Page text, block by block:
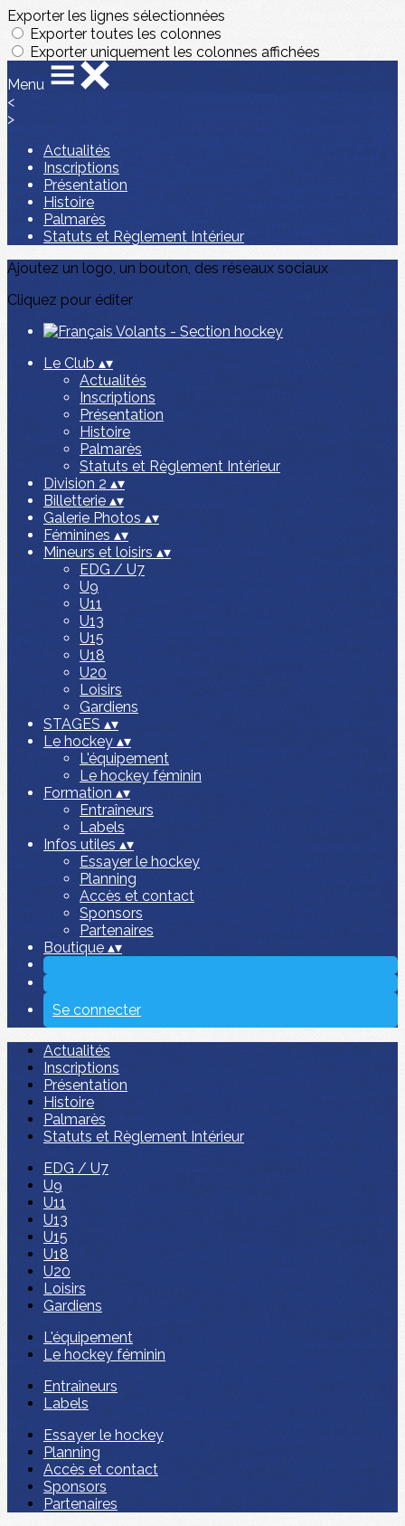
Exporter les lignes sélectionnées
Exporter toutes les colonnes
Exporter uniquement les colonnes affichées
Menu
<
>
Actualités
Inscriptions
Présentation
Histoire
Palmarès
Statuts et Règlement Intérieur
Ajoutez un logo, un bouton, des réseaux sociaux
Cliquez pour éditer
Le Club▴▾
Actualités
Inscriptions
Présentation
Histoire
Palmarès
Statuts et Règlement Intérieur
Division 2▴▾
Billetterie ▴▾
Galerie Photos ▴▾
Féminines▴▾
Mineurs et loisirs ▴▾
EDG / U7
U9
U11
U13
U15
U18
U20
Loisirs
Gardiens
STAGES ▴▾
Le hockey ▴▾
L'équipement
Le hockey féminin
Formation▴▾
Entraîneurs
Labels
Infos utiles ▴▾
Essayer le hockey
Planning
Accès et contact
Sponsors
Partenaires
Boutique ▴▾
Se connecter
Actualités
Inscriptions
Présentation
Histoire
Palmarès
Statuts et Règlement Intérieur
EDG / U7
U9
U11
U13
U15
U18
U20
Loisirs
Gardiens
L'équipement
Le hockey féminin
Entraîneurs
Labels
Essayer le hockey
Planning
Accès et contact
Sponsors
Partenaires